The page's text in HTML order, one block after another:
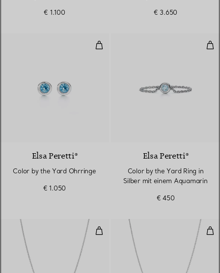
€ 1.100 € 3.650
Color by the Yard Ohrringe
Elsa Peretti®
Color by the Yard Ohrringe
€ 1.050
Elsa Peretti®
Color by the Yard Ring in
Silber mit einem Aquamarin
€ 450
Color by the Yard Anhänger mit